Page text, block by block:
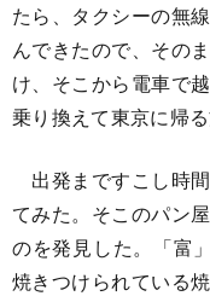
たら、タクシーの無
んできたので、その
け、そこから電車で
乗り換えて東京に帰る
出発まですこし時
てみた。そこのパン
のを発見した。「富
焼きつけられている